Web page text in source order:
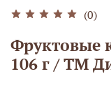
(0)
Фруктовые
106 г / ТМ